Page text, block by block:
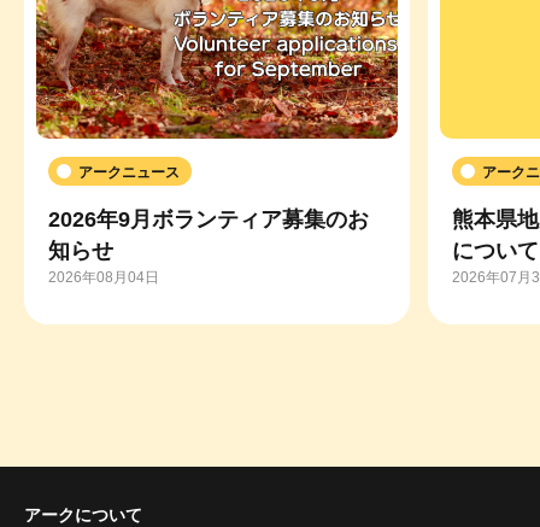
アークニュース
2026年9月ボランティア募集のお
知らせ
2026年08月04日
アーク
熊本県
について
2026年07月
アークについて